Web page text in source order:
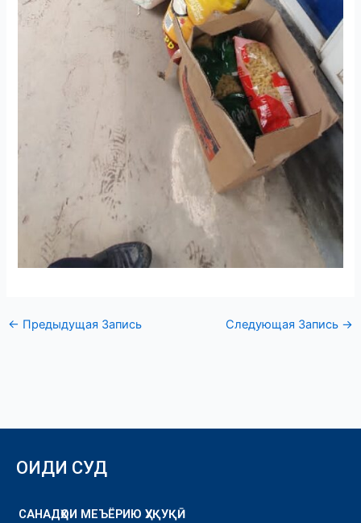
← Предыдущая Запись Следующая Запись →
ОИДИ СУД
САНАДҲОИ МЕЪЁРИЮ ҲУҚУҚӢ